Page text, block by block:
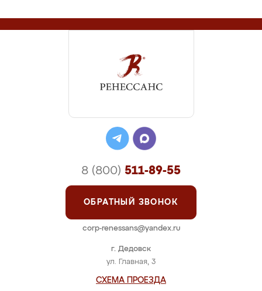
г. Дедовск
ул. Главная, 3
СХЕМА ПРОЕЗДА
8 (800) 511-89-55
ОБРАТНЫЙ ЗВОНОК
corp-renessans@yandex.ru